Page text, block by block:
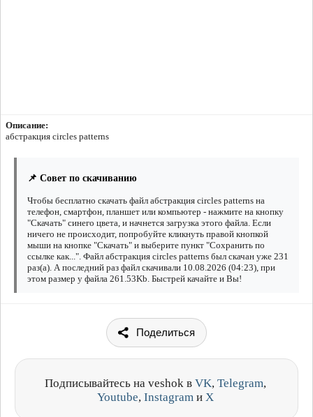
Описание:
абстракция circles patterns
📌 Совет по скачиванию
Чтобы бесплатно скачать файл абстракция circles patterns на
телефон, смартфон, планшет или компьютер - нажмите на кнопку
"Скачать" синего цвета, и начнется загрузка этого файла. Если
ничего не происходит, попробуйте кликнуть правой кнопкой
мыши на кнопке "Скачать" и выберите пункт "Сохранить по
ссылке как...". Файл абстракция circles patterns был скачан уже 231
раз(а). А последний раз файл скачивали 10.08.2026 (04:23), при
этом размер у файла 261.53Kb. Быстрей качайте и Вы!
Поделиться
Подписывайтесь на veshok в VK, Telegram,
Youtube, Instagram и X